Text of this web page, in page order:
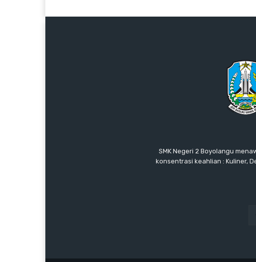
SMK Negeri 2 Boyolangu
konsentrasi keahlian : Kuliner,